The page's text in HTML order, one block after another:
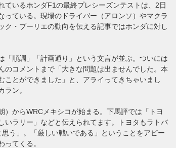
ているホンダF1の最終プレシーズンテストは、2日
っている。現場のドライバー（アロンソ）やマクラ
ク・ブーリエの動向を伝える記事ではホンダに対し
「順調」「計画通り」という文言が並ぶ。ついには
のコメントまで「大きな問題は出ませんでした。本
ことができました」と、アライってきちゃいまし
ラン。
）からWRCメキシコが始まる。下馬評では「トヨ
いラリー」などと伝えられてます。トヨタもラトバ
う」。「厳しい戦いである」ということをアピー
ってくる。